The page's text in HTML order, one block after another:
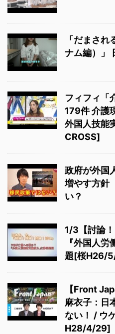
「だまさ
ナム編）」
フィフィ「
179件 介護
外国人技能
CROSS]
政府が外国
増やす方針
い？
1/3【討論
『外国人
題[桜H26/
【Front
麻衣子：日
ない！ / ウ
H28/4/29]